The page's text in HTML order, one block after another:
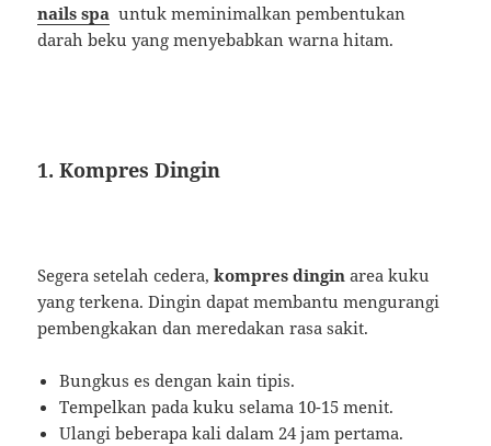
nails spa untuk meminimalkan pembentukan
darah beku yang menyebabkan warna hitam.
1. Kompres Dingin
Segera setelah cedera,kompres dingin area kuku
yang terkena. Dingin dapat membantu mengurangi
pembengkakan dan meredakan rasa sakit.
Bungkus es dengan kain tipis.
Tempelkan pada kuku selama 10-15 menit.
Ulangi beberapa kali dalam 24 jam pertama.